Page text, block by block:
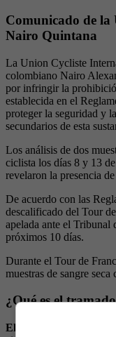
Comunicado de la
Nairo Quintana
La Union Cycliste
colombiano Nairo
por infringir la
establecida en el
proteger la seguridad y
secundarios de esta
Los análisis de dos
ciclista los días 8 y 13
revelaron la presencia
De acuerdo con las
descalificado del Tour
apelada ante el
próximos 10 días.
Durante el Tour de
muestras de sangre
¿Qué es el
El tramadol es un